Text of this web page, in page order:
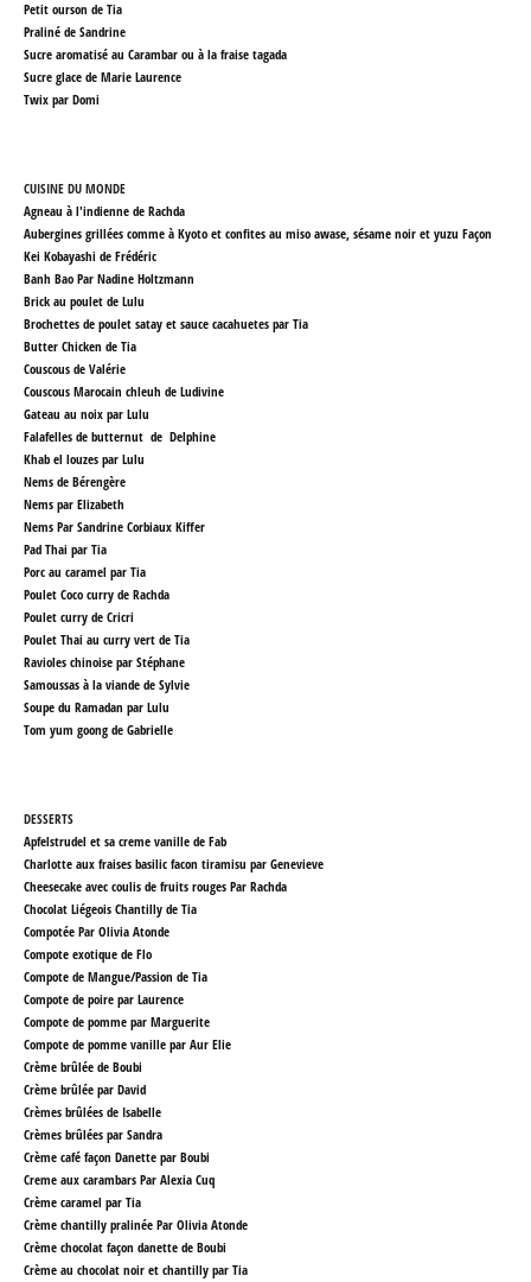
Petit ourson de Tia
Praliné de Sandrine
Sucre aromatisé au Carambar ou à la fraise tagada
Sucre glace de Marie Laurence
Twix par Domi
CUISINE DU MONDE
Agneau à l'indienne de Rachda
Aubergines grillées comme à Kyoto et confites au miso awase, sésame noir et yuzu Façon
Kei Kobayashi de Frédéric
Banh Bao Par Nadine Holtzmann
Brick au poulet de Lulu
Brochettes de poulet satay et sauce cacahuetes par Tia
Butter Chicken de Tia
Couscous de Valérie
Couscous Marocain chleuh de Ludivine
Gateau au noix par Lulu
Falafelles de butternut de Delphine
Khab el louzes par Lulu
Nems de Bérengère
Nems par Elizabeth
Nems Par Sandrine Corbiaux Kiffer
Pad Thai par Tia
Porc au caramel par Tia
Poulet Coco curry de Rachda
Poulet curry de Cricri
Poulet Thai au curry vert de Tia
Ravioles chinoise par Stéphane
Samoussas à la viande de Sylvie
Soupe du Ramadan par Lulu
Tom yum goong de Gabrielle
DESSERTS
Apfelstrudel et sa creme vanille de Fab
Charlotte aux fraises basilic facon tiramisu par Genevieve
Cheesecake avec coulis de fruits rouges Par Rachda
Chocolat Liégeois Chantilly de Tia
Compotée Par Olivia Atonde
Compote exotique de Flo
Compote de Mangue/Passion de Tia
Compote de poire par Laurence
Compote de pomme par Marguerite
Compote de pomme vanille par Aur Elie
Crème brûlée de Boubi
Crème brûlée par David
Crèmes brûlées de Isabelle
Crèmes brûlées par Sandra
Crème café façon Danette par Boubi
Creme aux carambars Par Alexia Cuq
Crème caramel par Tia
Crème chantilly pralinée Par Olivia Atonde
Crème chocolat façon danette de Boubi
Crème au chocolat noir et chantilly par Tia